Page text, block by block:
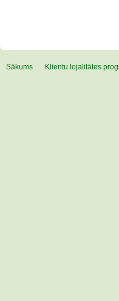
Sākums Klientu lojalitātes